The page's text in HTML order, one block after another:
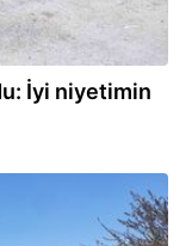
İyi niyetimin